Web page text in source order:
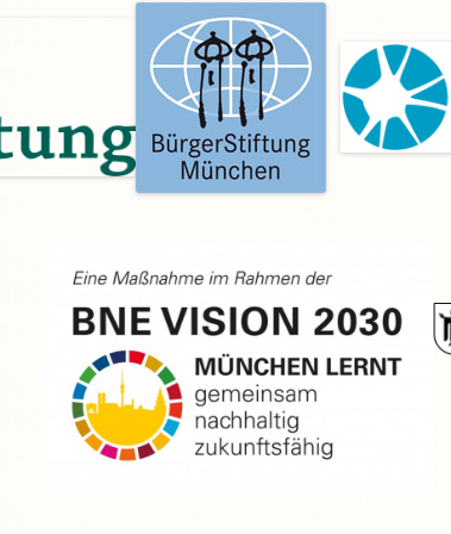
Agropolis
Mikrofarm Ingelsberg:
Gartenparzellen für Hobby-
Gartler
Prälatengarten im Kloster
Schäftlarn
Umweltgarten Neubiberg